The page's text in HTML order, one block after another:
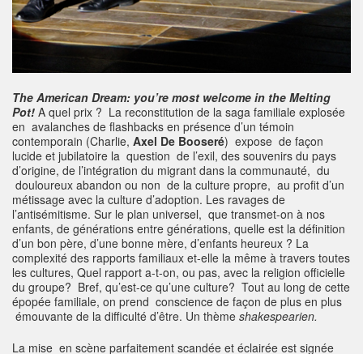
The American Dream: you’re most welcome in the Melting
Pot! A quel prix ? La reconstitution de la saga familiale explosée
en avalanches de flashbacks en présence d’un témoin
contemporain (Charlie, Axel De Booseré) expose de façon
lucide et jubilatoire la question de l’exil, des souvenirs du pays
d’origine, de l’intégration du migrant dans la communauté, du
douloureux abandon ou non de la culture propre, au profit d’un
métissage avec la culture d’adoption. Les ravages de
l’antisémitisme. Sur le plan universel, que transmet-on à nos
enfants, de générations entre générations, quelle est la définition
d’un bon père, d’une bonne mère, d’enfants heureux ? La
complexité des rapports familiaux et-elle la même à travers toutes
les cultures, Quel rapport a-t-on, ou pas, avec la religion officielle
du groupe? Bref, qu’est-ce qu’une culture? Tout au long de cette
épopée familiale, on prend conscience de façon de plus en plus
émouvante de la difficulté d’être. Un thème shakespearien.
La mise en scène parfaitement scandée et éclairée est signée